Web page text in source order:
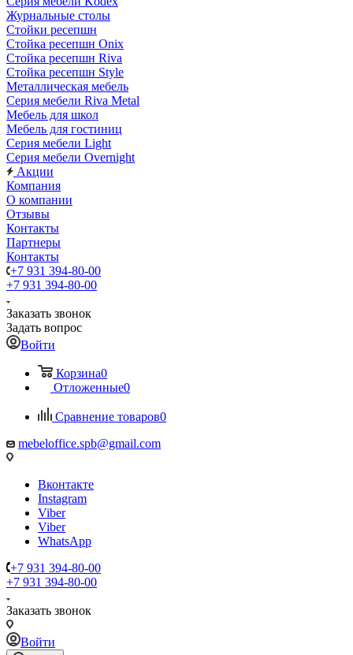
Журнальные столы
Стойки ресепшн
Стойка ресепшн Onix
Стойка ресепшн Riva
Стойка ресепшн Style
Металлическая мебель
Серия мебели Riva Metal
Мебель для школ
Мебель для гостиниц
Серия мебели Light
Серия мебели Overnight
Акции
Компания
О компании
Отзывы
Контакты
Партнеры
Контакты
+7 931 394-80-00
+7 931 394-80-00
Заказать звонок
Задать вопрос
Войти
Корзина0
Отложенные0
Сравнение товаров0
mebeloffice.spb@gmail.com
Вконтакте
Instagram
Viber
Viber
WhatsApp
+7 931 394-80-00
+7 931 394-80-00
Заказать звонок
Войти